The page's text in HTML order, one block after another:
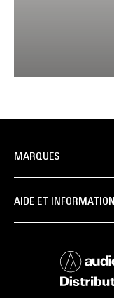
MARQUES
AIDE ET INFORMATION